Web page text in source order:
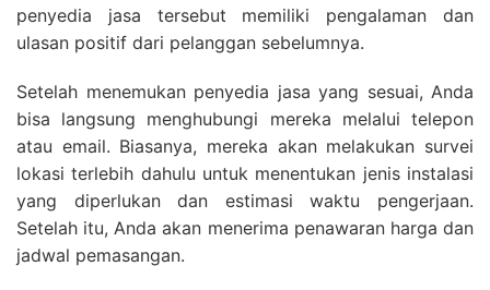
penyedia jasa tersebut memiliki pengalaman dan
ulasan positif dari pelanggan sebelumnya.
Setelah menemukan penyedia jasa yang sesuai, Anda
bisa langsung menghubungi mereka melalui telepon
atau email. Biasanya, mereka akan melakukan survei
lokasi terlebih dahulu untuk menentukan jenis instalasi
yang diperlukan dan estimasi waktu pengerjaan.
Setelah itu, Anda akan menerima penawaran harga dan
jadwal pemasangan.